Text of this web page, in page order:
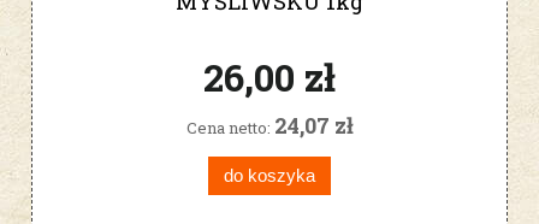
26,00 zł
Cena netto: 24,07 zł
do koszyka